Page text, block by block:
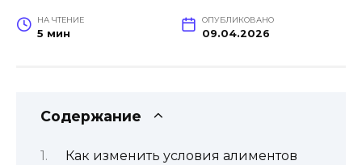
НА ЧТЕНИЕ
5 мин
ОПУБЛИКОВАНО
09.04.2026
Содержание
Как изменить условия алиментов